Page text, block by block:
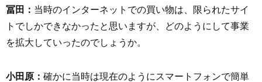
冨田： 当時のインターネットでの買い物は、限られたサイ
トでしかできなかったと思いますが、どのようにして事業
を拡大していったのでしょうか。
小田原： 確かに当時は現在のようにスマートフォンで簡単